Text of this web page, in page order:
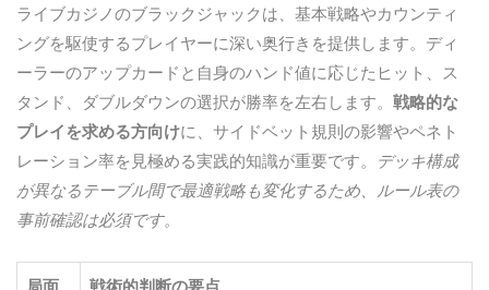
ライブカジノのブラックジャックは、基本戦略やカウンティ
ングを駆使するプレイヤーに深い奥行きを提供します。ディ
ーラーのアップカードと自身のハンド値に応じたヒット、ス
タンド、ダブルダウンの選択が勝率を左右します。 戦略的な
プレイを求める方向けに、サイドベット規則の影響やペネト
レーション率を見極める実践的知識が重要です。 デッキ構成
が異なるテーブル間で最適戦略も変化するため、ルール表の
事前確認は必須です。
局面 戦術的判断の要点